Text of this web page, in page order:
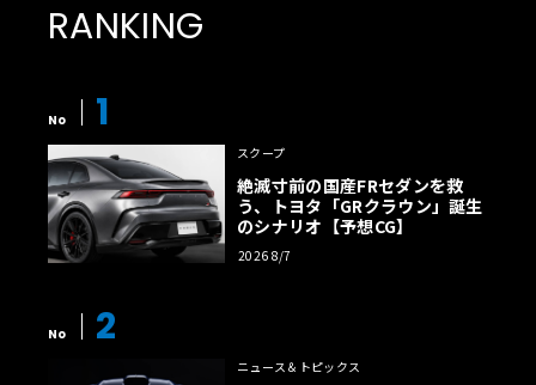
RANKING
No 1
スクープ
絶滅寸前の国産FRセダンを救
う、トヨタ「GRクラウン」誕生
のシナリオ【予想CG】
2026 8/7
No 2
ニュース＆トピックス